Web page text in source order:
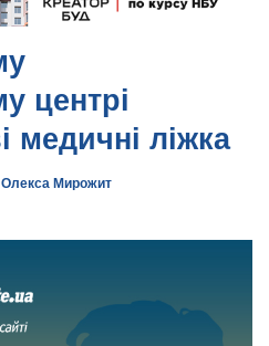
центрі
медичні ліжка
Олекса Мирожит